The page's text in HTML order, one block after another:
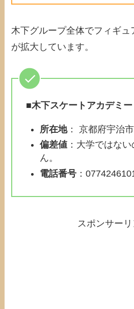
木下グループ全体でフィギュ
が拡大しています。
■木下スケートアカデミ
所在地： 京都府宇治
偏差値 ：大学ではな
ん。
電話番号 ：
スポンサーリ